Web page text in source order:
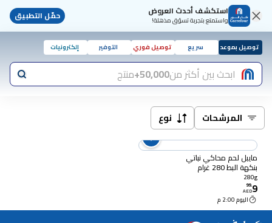
استكشف أحدث العروض
واستمتع بتجربة تسوّق مذهلة! حمّل التطبيق
توصيل بموعد سريع توصيل فوري التوفير إلكترونيات
ابحث بين أكثر من50,000+ منتج
المرشحات نوع
مايبل لحم محاكي نباتي
بنكهة البط 280 غرام
280g
9
.
99
AED
اليوم 2:00 م